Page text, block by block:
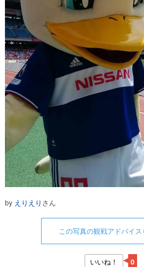
by えりえり さん
この写真の観戦アドバイス
いいね！ 0